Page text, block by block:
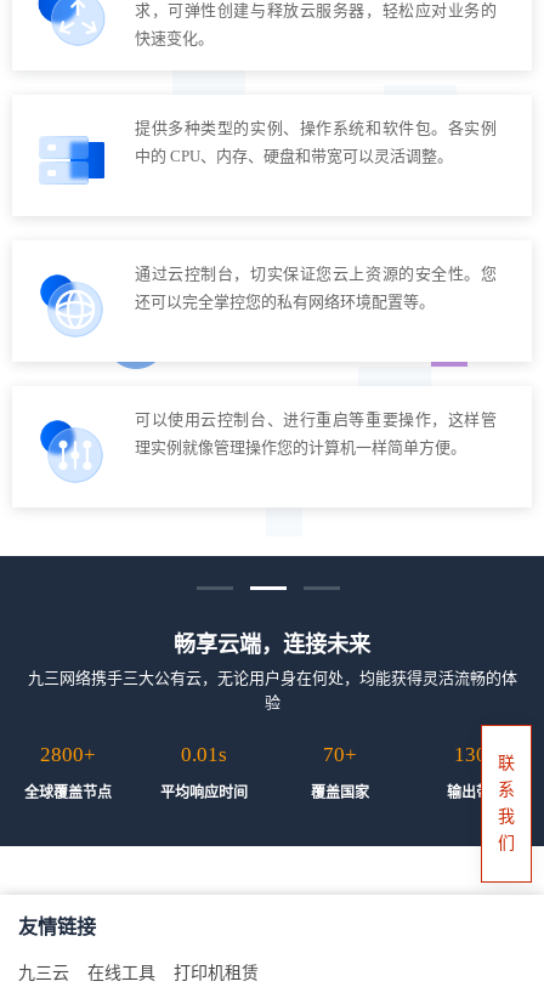
求，可弹性创建与释放云服务器，轻松应对业务的
快速变化。
提供多种类型的实例、操作系统和软件包。各实例
中的 CPU、内存、硬盘和带宽可以灵活调整。
通过云控制台，切实保证您云上资源的安全性。您
还可以完全掌控您的私有网络环境配置等。
可以使用云控制台、进行重启等重要操作，这样管
理实例就像管理操作您的计算机一样简单方便。
畅享云端，连接未来
九三网络携手三大公有云，无论用户身在何处，均能获得灵活流畅的体
验
2800+
全球覆盖节点
0.01s
平均响应时间
70+
覆盖国家
130 T
输出带宽
友情链接
九三云 在线工具 打印机租赁
联
系
我
们